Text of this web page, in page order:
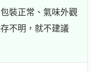
裝正常、氣味外觀
不明，就不建議